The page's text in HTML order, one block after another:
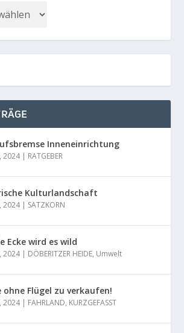
Inneneinrichtung
2024| RATGEBER
Kulturlandschaft
2024| SATZKORN
Ecke wird es wild
2024| DÖBERITZER HEIDE, Umwelt
ohne Flügel zu verkaufen!
2024| FAHRLAND, KURZGEFASST